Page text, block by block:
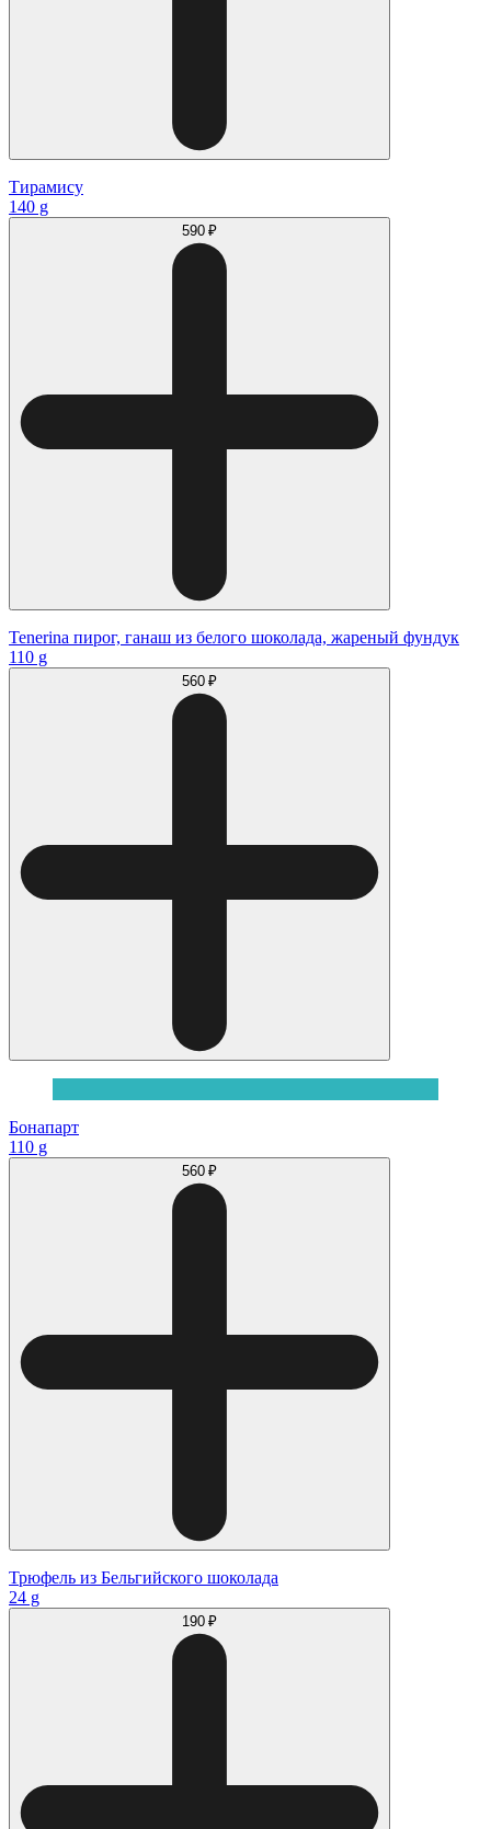
Тирамису
140 g
590 ₽
Tenerina пирог, ганаш из белого шоколада, жареный фундук
110 g
560 ₽
Бонапарт
110 g
560 ₽
Трюфель из Бельгийского шоколада
24 g
190 ₽